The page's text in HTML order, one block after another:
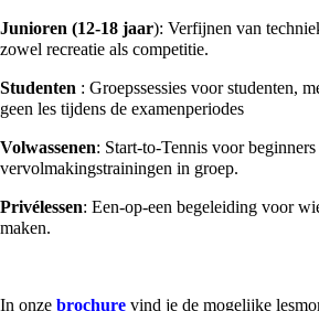
Junioren (12-18 jaar): Verfijnen van
zowel recreatie als competitie.
Studenten : Groepssessies voor studenten,
geen les tijdens de examenperiodes
Volwassenen: Start-to-Tennis voor
vervolmakingstrainingen in groep.
Privélessen: Een-op-een begeleiding voor
maken.
In onze brochure vind je de mogelijke